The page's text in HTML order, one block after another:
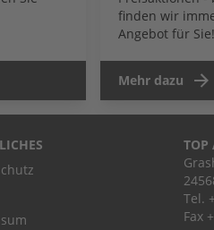
finden wir
Angebot für Sie!
Mehr dazu
TOP
Tel.
Fax